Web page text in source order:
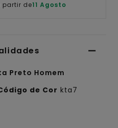
partir de11 Agosto
Preto Homem
de Cor kta7